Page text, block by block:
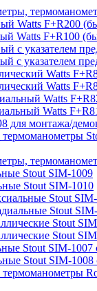
Watts F+R200
Watts F+R100
с указателем
с указателем
Watts
Watts
Watts
Watts
для монтажа/
Stout SIM-1009
Stout SIM-1010
Stout
Stout
Stout
Stout
Stout SIM-1007
Stout SIM-1008